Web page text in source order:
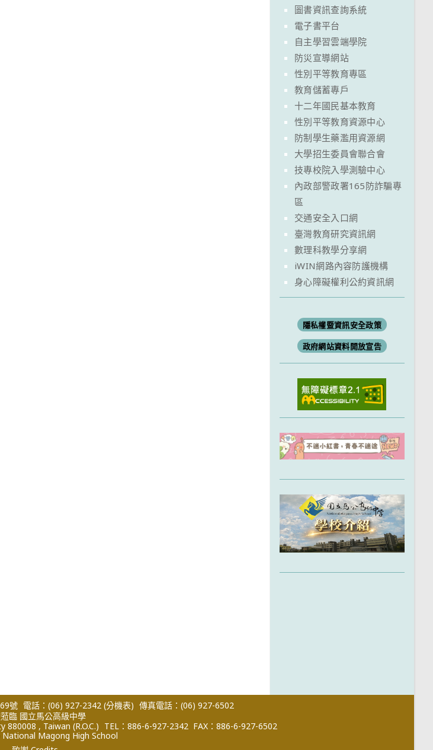
圖書資訊查詢系統
電子書平台
自主學習雲端學院
防災宣導網站
性別平等教育專區
教育儲蓄專戶
十二年國民基本教育
性別平等教育資源中心
防制學生藥濫用資源網
大學招生委員會聯合會
技專校院入學測驗中心
內政部警政署165防詐騙專
區
交通安全入口網
臺灣教育研究資訊網
數理科教學分享網
iWIN網路內容防護機構
身心障礙權利公約資訊網
隱私權暨資訊安全政策
政府網站資料開放宣告
號 電話：(06) 927-2342 (分機表) 傳真電話：(06) 927-6502
臨 國立馬公高級中學
, Taiwan (R.O.C.) TEL：886-6-927-2342 FAX：886-6-927-6502
Magong High School